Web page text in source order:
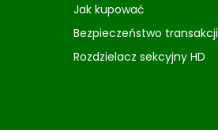
Jak kupować
Bezpieczeństwo transakcji
Rozdzielacz sekcyjny HD